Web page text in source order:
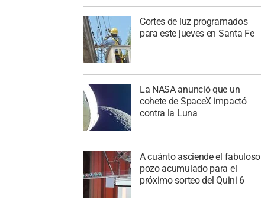
Cortes de luz programados
para este jueves en Santa Fe
La NASA anunció que un
cohete de SpaceX impactó
contra la Luna
A cuánto asciende el fabuloso
pozo acumulado para el
próximo sorteo del Quini 6